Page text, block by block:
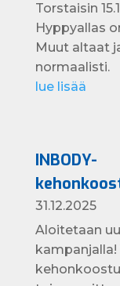
Torstaisin
Hyppyallas
Muut altaat
normaalisti.
lue lisää
INBODY-
31.12.2025
Aloitetaan
kampanjalla!